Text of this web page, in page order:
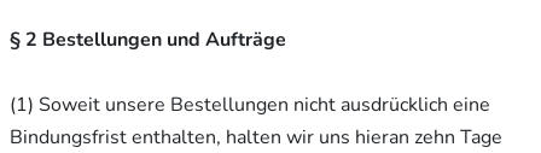
§ 2 Bestellungen und Aufträge
(1) Soweit unsere Bestellungen nicht ausdrücklich eine
Bindungsfrist enthalten, halten wir uns hieran zehn Tage